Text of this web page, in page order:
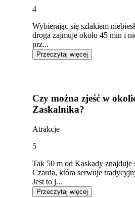
4
Wybierając się szlakiem
droga zajmuje około 45 min i
prz...
Przeczytaj więcej
Czy można zjeść w
Zaskalnika?
Atrakcje
5
Tak 50 m od Kaskady znajduje
Czarda, która serwuje
Jest to j...
Przeczytaj więcej